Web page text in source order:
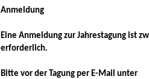
Anmeldung
Eine Anmeldung zur Jahrestagung ist
erforderlich.
Bitte vor der Tagung per E-Mail unter